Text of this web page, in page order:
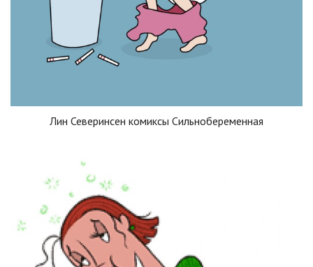
Лин Северинсен комиксы Сильнобеременная